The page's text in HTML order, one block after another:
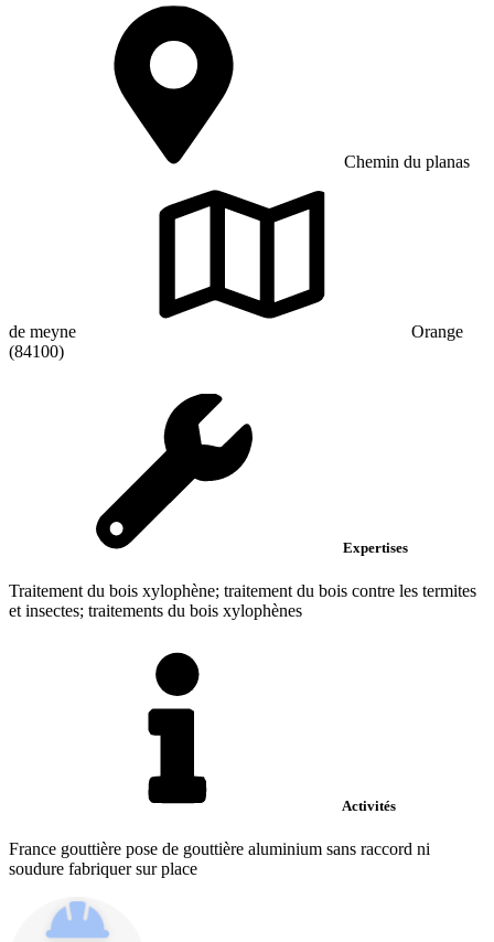
Chemin du planas
de meyne
Orange
(84100)
Expertises
Traitement du bois xylophène; traitement du bois contre les termites
et insectes; traitements du bois xylophènes
Activités
France gouttière pose de gouttière aluminium sans raccord ni
soudure fabriquer sur place